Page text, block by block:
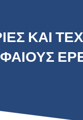
ΚΑΙ